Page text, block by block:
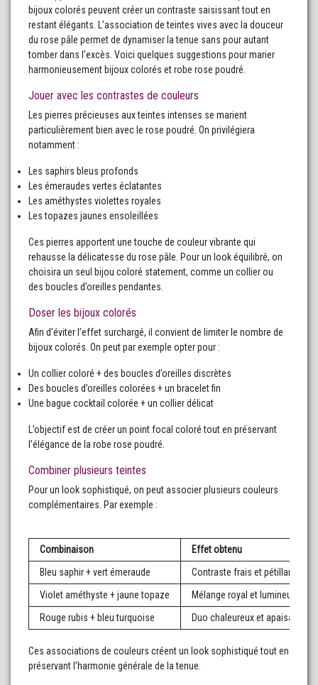
bijoux colorés peuvent créer un contraste saisissant tout en
restant élégants. L’association de teintes vives avec la douceur
du rose pâle permet de dynamiser la tenue sans pour autant
tomber dans l’excès. Voici quelques suggestions pour marier
harmonieusement bijoux colorés et robe rose poudré.
Jouer avec les contrastes de couleurs
Les pierres précieuses aux teintes intenses se marient
particulièrement bien avec le rose poudré. On privilégiera
notamment :
Les saphirs bleus profonds
Les émeraudes vertes éclatantes
Les améthystes violettes royales
Les topazes jaunes ensoleillées
Ces pierres apportent une touche de couleur vibrante qui
rehausse la délicatesse du rose pâle. Pour un look équilibré, on
choisira un seul bijou coloré statement, comme un collier ou
des boucles d’oreilles pendantes.
Doser les bijoux colorés
Afin d’éviter l’effet surchargé, il convient de limiter le nombre de
bijoux colorés. On peut par exemple opter pour :
Un collier coloré + des boucles d’oreilles discrètes
Des boucles d’oreilles colorées + un bracelet fin
Une bague cocktail colorée + un collier délicat
L’objectif est de créer un point focal coloré tout en préservant
l’élégance de la robe rose poudré.
Combiner plusieurs teintes
Pour un look sophistiqué, on peut associer plusieurs couleurs
complémentaires. Par exemple :
Combinaison
Effet obtenu
Bleu saphir + vert émeraude
Contraste frais et pétillant
Violet améthyste + jaune topaze
Mélange royal et lumineux
Rouge rubis + bleu turquoise
Duo chaleureux et apaisant
Ces associations de couleurs créent un look sophistiqué tout en
préservant l’harmonie générale de la tenue.